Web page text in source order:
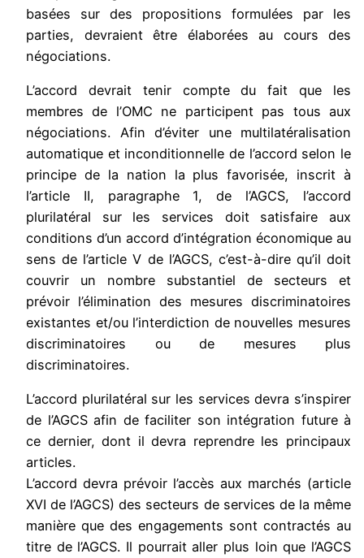
basées sur des propositions formulées par les
parties, devraient être élaborées au cours des
négociations.
L’accord devrait tenir compte du fait que les
membres de l’OMC ne participent pas tous aux
négociations. Afin d’éviter une multilatéralisation
automatique et inconditionnelle de l’accord selon le
principe de la nation la plus favorisée, inscrit à
l’article II, paragraphe 1, de l’AGCS, l’accord
plurilatéral sur les services doit satisfaire aux
conditions d’un accord d’intégration économique au
sens de l’article V de l’AGCS, c’est-à-dire qu’il doit
couvrir un nombre substantiel de secteurs et
prévoir l’élimination des mesures discriminatoires
existantes et/ou l’interdiction de nouvelles mesures
discriminatoires ou de mesures plus
discriminatoires.
L’accord plurilatéral sur les services devra s’inspirer
de l’AGCS afin de faciliter son intégration future à
ce dernier, dont il devra reprendre les principaux
articles.
L’accord devra prévoir l’accès aux marchés (article
XVI de l’AGCS) des secteurs de services de la même
manière que des engagements sont contractés au
titre de l’AGCS. Il pourrait aller plus loin que l’AGCS